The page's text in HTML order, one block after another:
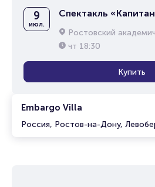
Embargo Villa
Россия, Ростов-на-Дону,
9
июл.
Спектакль
Ростовский академический
чт 18:30
Купить